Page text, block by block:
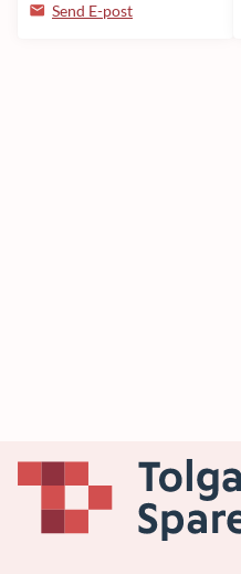
Send E-post